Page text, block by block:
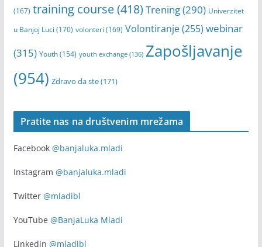
(167) training course(418) Trening(290) Univerzitet
u Banjoj Luci (170) volonteri (169) Volontiranje(255) webinar
(315) Youth(154) youth exchange(136) Zapošljavanje
(954) Zdravo da ste(171)
Pratite nas na društvenim mrežama
Facebook @banjaluka.mladi
Instagram @banjaluka.mladi
Twitter @mladibl
YouTube @BanjaLuka Mladi
Linkedin @mladibl